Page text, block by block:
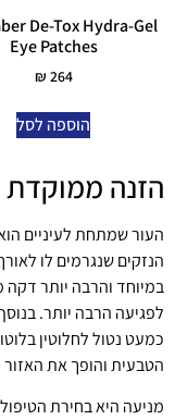
De-Tox Hydra-Gel
Eye Patches
₪ 264
הוספה לסל
הזנה ממוקדת
העור שמתחת לעיניים
הנזקים שנגרמים לו
במיוחד והרבה יותר
לפגיעה הרבה יותר.
כמעט נטול לחלוטין
הטבעית והופך את
מניעה היא בחירת